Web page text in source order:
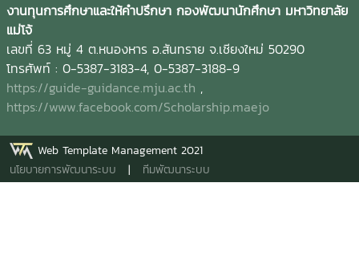
งานทุนการศึกษาและให้คำปรึกษา กองพัฒนานักศึกษา มหาวิทยาลัย
แม่โจ้
เลขที่ 63 หมู่ 4 ต.หนองหาร อ.สันทราย จ.เชียงใหม่ 50290
โทรศัพท์ : 0-5387-3183-4, 0-5387-3188-9
https://guide-guidance.mju.ac.th ,
https://www.facebook.com/Scholarship.maejo
Web Template Management 2021
นโยบายการพัฒนาระบบ | ทีมพัฒนาระบบ